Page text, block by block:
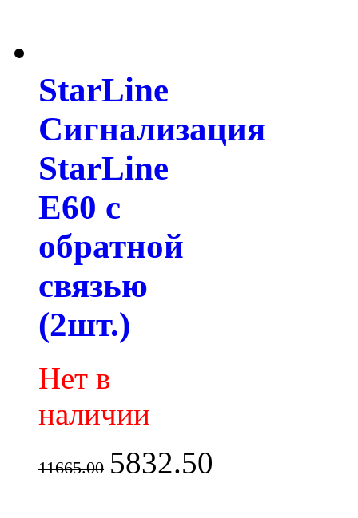
StarLine
Сигнализация
StarLine
E60 с
обратной
связью
(2шт.)
Нет в
наличии
11665.00 5832.50